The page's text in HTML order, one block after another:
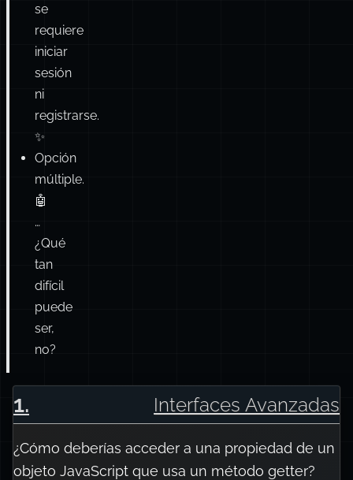
se
requiere
iniciar
sesión
ni
registrarse.
✨
Opción
múltiple.
🤖
…
¿Qué
tan
difícil
puede
ser,
no?
1. Interfaces Avanzadas
¿Cómo deberías acceder a una propiedad de un
objeto JavaScript que usa un método getter?